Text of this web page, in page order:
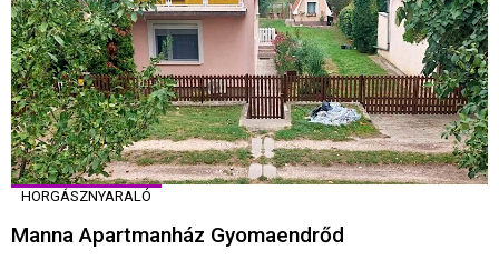
HORGÁSZNYARALÓ
Manna Apartmanház Gyomaendrőd